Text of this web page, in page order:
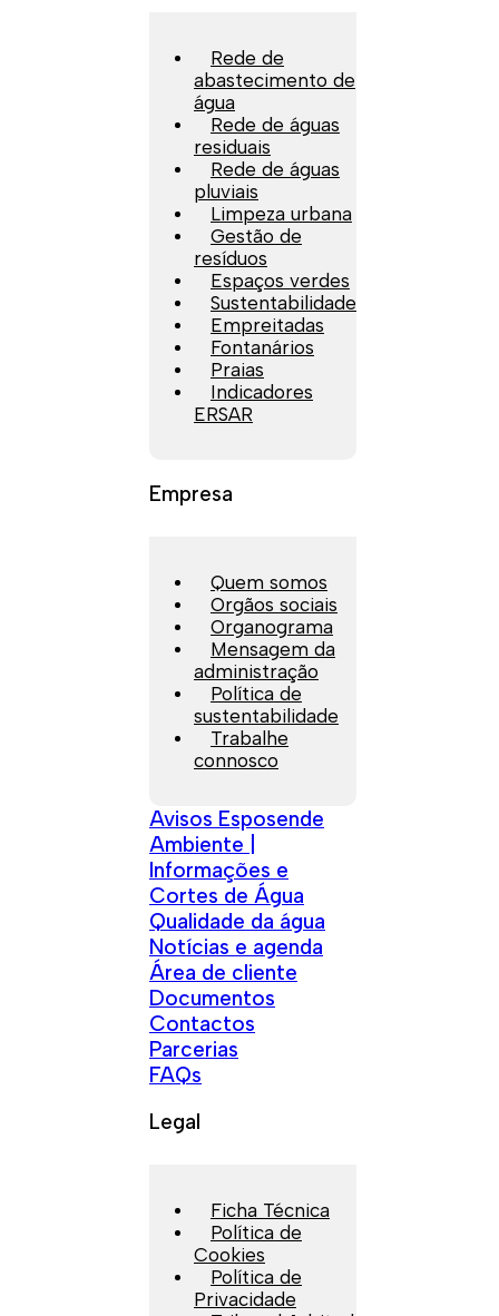
Rede de
abastecimento de
água
Rede de águas
residuais
Rede de águas
pluviais
Limpeza urbana
Gestão de
resíduos
Espaços verdes
Sustentabilidade
Empreitadas
Fontanários
Praias
Indicadores
ERSAR
Empresa
Quem somos
Orgãos sociais
Organograma
Mensagem da
administração
Política de
sustentabilidade
Trabalhe
connosco
Avisos Esposende
Ambiente |
Informações e
Cortes de Água
Qualidade da água
Notícias e agenda
Área de cliente
Documentos
Contactos
Parcerias
FAQs
Legal
Ficha Técnica
Política de
Cookies
Política de
Privacidade